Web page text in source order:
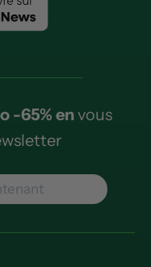
-65% envous